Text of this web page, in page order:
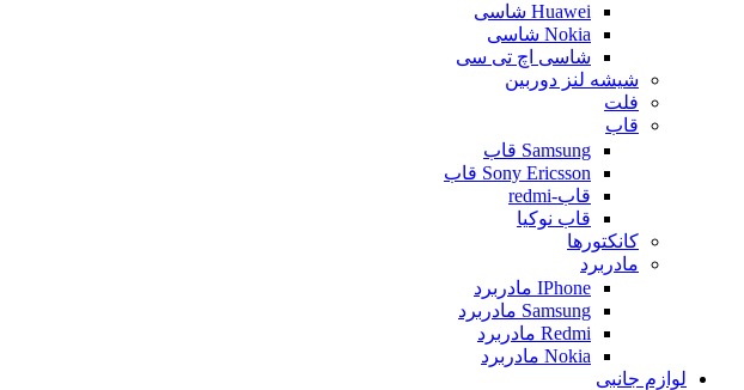
Huawei شاسی
Nokia شاسی
شاسی اچ تی سی
شیشه لنز دوربین
فلت
قاب
Samsung قاب
Sony Ericsson قاب
قاب-redmi
قاب نوکیا
کانکتورها
مادربرد
IPhone مادربرد
Samsung مادربرد
Redmi مادربرد
Nokia مادربرد
لوازم جانبی